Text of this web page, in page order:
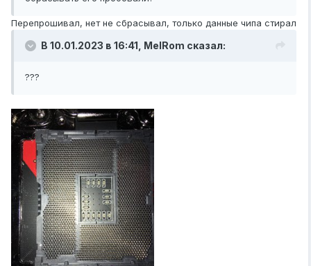
Перепрошивал, нет не сбрасывал, только данные чипа стирал
В 10.01.2023 в 16:41, MelRom сказал:
???